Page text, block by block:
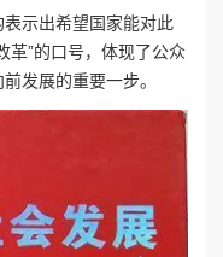
示出希望国家能对此
革”的口号，体现了公众
发展的重要一步。